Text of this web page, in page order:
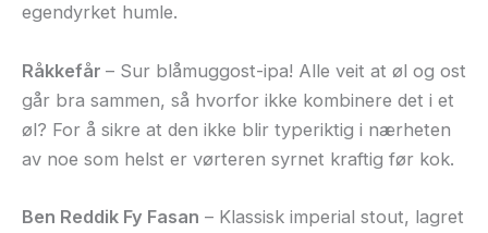
egendyrket humle.
Råkkefår – Sur blåmuggost-ipa! Alle veit at øl og ost
går bra sammen, så hvorfor ikke kombinere det i et
øl? For å sikre at den ikke blir typeriktig i nærheten
av noe som helst er vørteren syrnet kraftig før kok.
Ben Reddik Fy Fasan – Klassisk imperial stout, lagret